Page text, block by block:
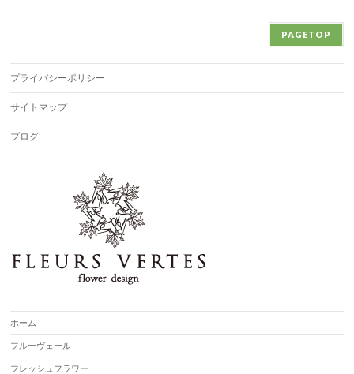
PAGETOP
プライバシーポリシー
サイトマップ
ブログ
ホーム
フルーヴェール
フレッシュフラワー